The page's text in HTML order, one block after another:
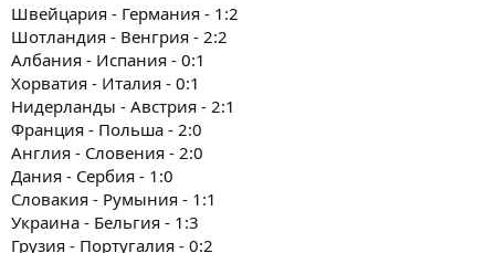
Швейцария - Германия - 1:2
Шотландия - Венгрия - 2:2
Албания - Испания - 0:1
Хорватия - Италия - 0:1
Нидерланды - Австрия - 2:1
Франция - Польша - 2:0
Англия - Словения - 2:0
Дания - Сербия - 1:0
Словакия - Румыния - 1:1
Украина - Бельгия - 1:3
Грузия - Португалия - 0:2